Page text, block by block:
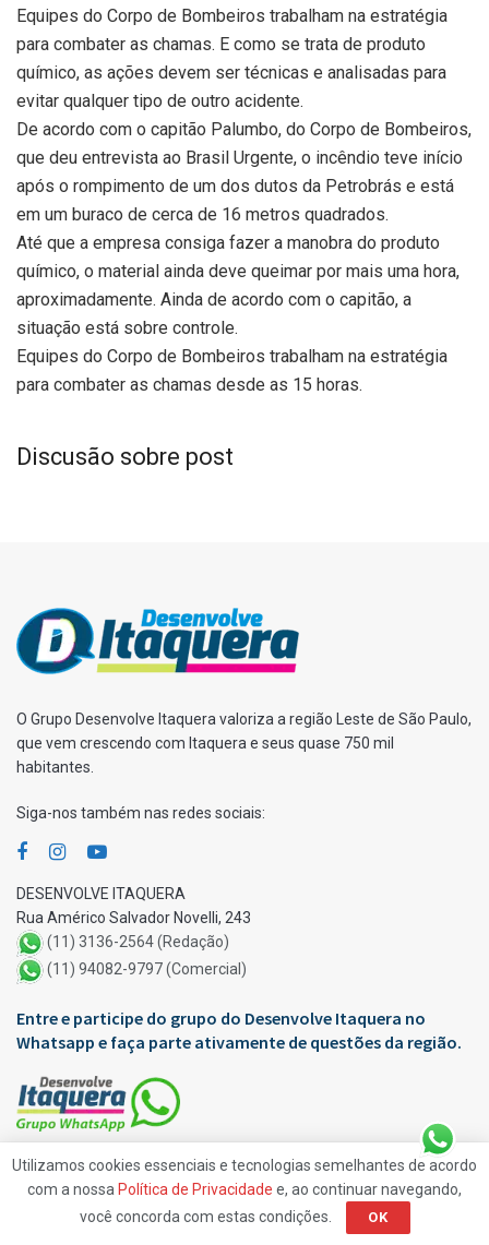
Equipes do Corpo de Bombeiros trabalham na estratégia
para combater as chamas. E como se trata de produto
químico, as ações devem ser técnicas e analisadas para
evitar qualquer tipo de outro acidente.
De acordo com o capitão Palumbo, do Corpo de Bombeiros,
que deu entrevista ao Brasil Urgente, o incêndio teve início
após o rompimento de um dos dutos da Petrobrás e está
em um buraco de cerca de 16 metros quadrados.
Até que a empresa consiga fazer a manobra do produto
químico, o material ainda deve queimar por mais uma hora,
aproximadamente. Ainda de acordo com o capitão, a
situação está sobre controle.
Equipes do Corpo de Bombeiros trabalham na estratégia
para combater as chamas desde as 15 horas.
Discusão sobre post
O Grupo Desenvolve Itaquera valoriza a região Leste de São Paulo,
que vem crescendo com Itaquera e seus quase 750 mil
habitantes.
Siga-nos também nas redes sociais:
DESENVOLVE ITAQUERA
Rua Américo Salvador Novelli, 243
(11) 3136-2564 (Redação)
(11) 94082-9797 (Comercial)
Entre e participe do grupo do Desenvolve Itaquera no
Whatsapp e faça parte ativamente de questões da região.
Apoio:
Utilizamos cookies essenciais e tecnologias semelhantes de acordo
com a nossa Política de Privacidade e, ao continuar navegando,
você concorda com estas condições.
OK